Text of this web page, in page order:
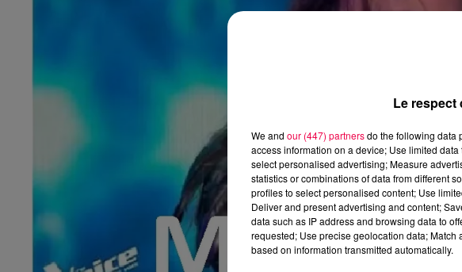
Le respect
We and our (447) partnersdo the following data
access information on a device; Use limited
select personalised advertising; Measure
statistics or combinations of data from different
profiles to select personalised content; Use
Deliver and present advertising and content;
data such as IP address and browsing data to
requested; Use precise geolocation data;
based on information transmitted automatically.